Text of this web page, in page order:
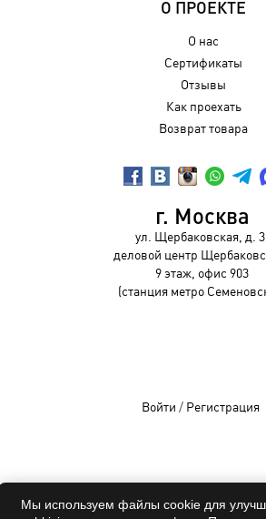
О ПРОЕКТЕ
О нас
Сертификаты
Отзывы
Как проехать
Возврат товара
г. Москва
ул. Щербаковская, д. 3,
деловой центр
9 этаж, офис 903
(станция метро
Войти / Регистрация
OCHKIVIP 2009-2026©
Мы используем файлы cookie для